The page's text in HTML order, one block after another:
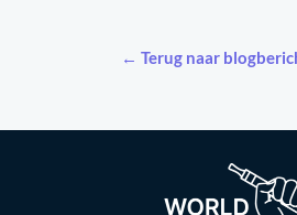
← Terug naar